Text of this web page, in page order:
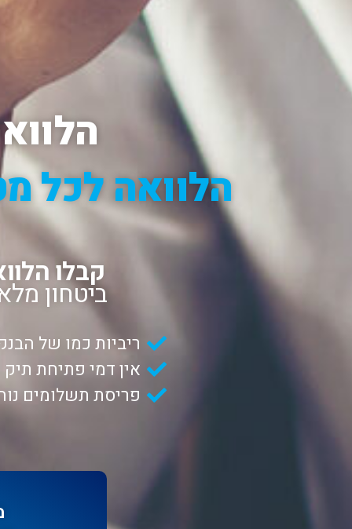
קבלו
ביטחון
ריביות כמו של
אין דמי פתיחת תיק
פריסת תשלומים